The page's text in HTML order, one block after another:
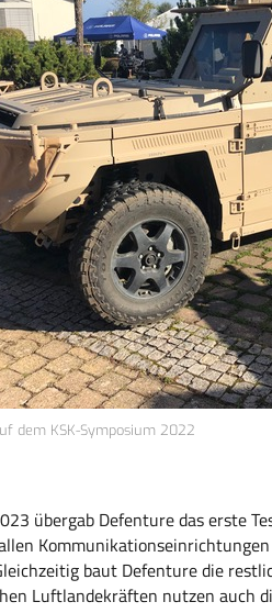
dem KSK-Symposium 2022
übergab Defenture das erste
baut Defenture die
Luftlandekräften nutzen auch